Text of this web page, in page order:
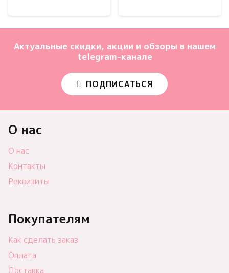
Актуальные скидки, акции и обзоры в нашем
telegram-канале
ПОДПИСАТЬСЯ
О нас
О нас
Контакты
Реквизиты
Покупателям
Как сделать заказ
Оплата
Доставка